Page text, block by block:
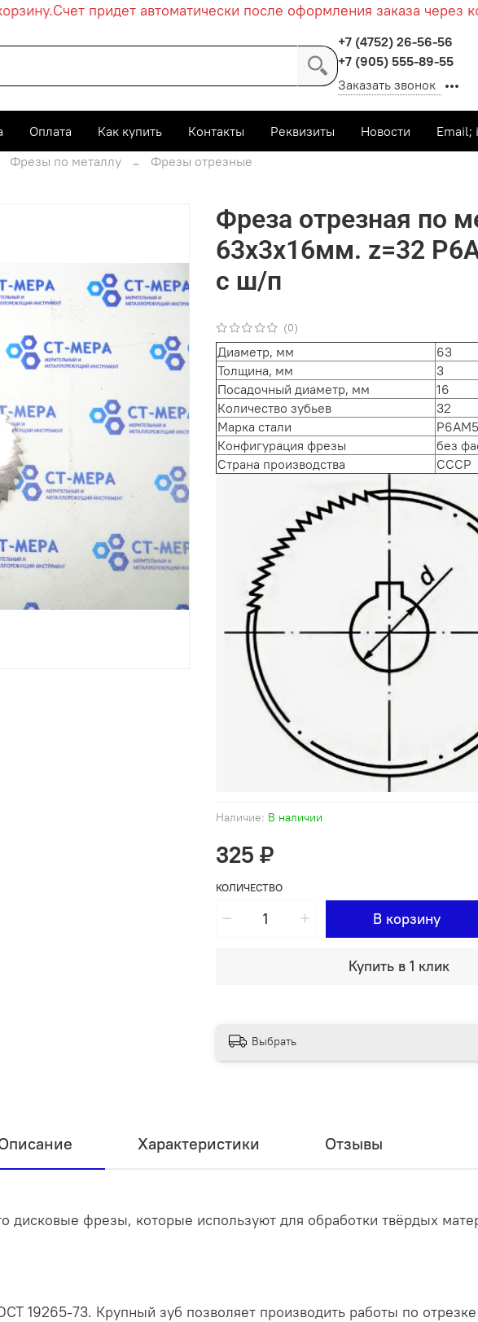
Счет придет автоматически после оформления заказа через
+7 (4752) 26-56-56
+7 (905) 555-89-55
Заказать звонок
Оплата Как купить Контакты Реквизиты Новости
Email;
Фрезы по металлу Фрезы отрезные
(0)
Наличие: В наличии
Фреза отрезная по
63х3х16мм. z=32
с ш/п
325 ₽
КОЛИЧЕСТВО
В корзину
Купить в 1 клик
Диаметр, мм
63
Толщина, мм
3
Посадочный диаметр, мм
16
Количество зубьев
32
Марка стали
Р6АМ5
Конфигурация фрезы
без
Страна производства
СССР
Выбрать
Характеристики Отзывы
дисковые фрезы, которые используют для обработки твёрдых
19265-73. Крупный зуб позволяет производить работы по отрезке